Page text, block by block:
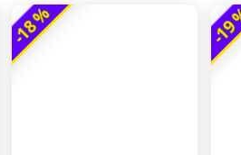
-18 % -